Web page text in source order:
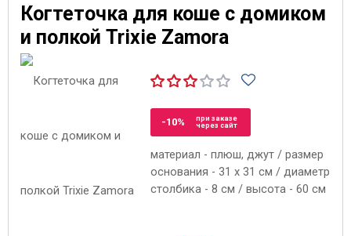
Когтеточка для коше с домиком
и полкой Trixie Zamora
-10%
при заказе
через сайт
материал - плюш, джут / размер
основания - 31 x 31 см / диаметр
столбика - 8 см / высота - 60 см